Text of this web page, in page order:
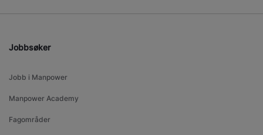
Jobbsøker
Jobb i Manpower
Manpower Academy
Fagområder